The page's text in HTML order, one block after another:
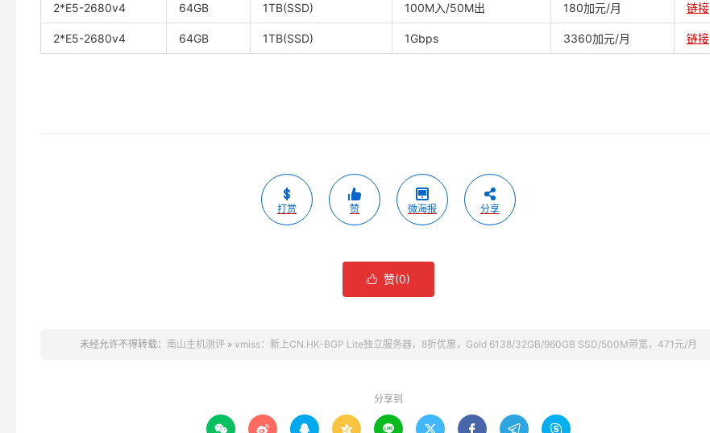
2*E5-2680v4 64GB 1TB(SSD) 100M入/50M出 180加元/月 链接
2*E5-2680v4 64GB 1TB(SSD) 1Gbps 3360加元/月 链接
打赏 赞 微海报 分享
 赞(0)
未经允许不得转载： 南山主机测评 » vmiss：新上CN.HK-BGP Lite独立服务器，8折优惠，Gold 6138/32GB/960GB SSD/500M带宽，471元/月
分享到
        